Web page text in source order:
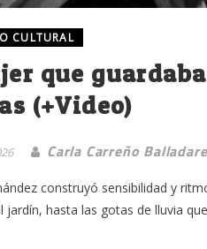
CULTURAL
que
(+Video)
Carla Carreño
construyó sensibilidad y
jardín, hasta las gotas de lluvia